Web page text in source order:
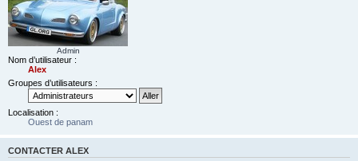
Admin
Nom d’utilisateur :
Alex
Groupes d’utilisateurs :
Localisation :
Ouest de panam
CONTACTER ALEX